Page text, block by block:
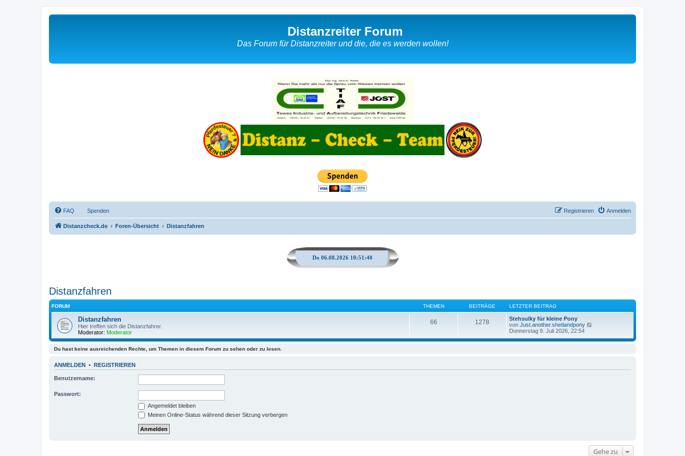
Distanzreiter Forum
Das Forum für Distanzreiter und die, die es werden wollen!
FAQ Spenden Anmelden
Registrieren
Distanzcheck.de Foren-Übersicht Distanzfahren
Do 06.08.2026 10:51:40
Distanzfahren
FORUM THEMEN BEITRÄGE LETZTER BEITRAG
Distanzfahren
Hier treffen sich die Distanzfahrer.
Moderator: Moderator
66 1278
Stehsulky für kleine Pony
von Just.another.shetlandpony
e
Donnerstag 9. Juli 2026, 22:54
Du hast keine ausreichenden Rechte, um Themen in diesem Forum zu sehen oder zu lesen.
ANMELDEN • REGISTRIEREN
Benutzername:
Passwort:
Angemeldet bleiben
Meinen Online-Status während dieser Sitzung verbergen
Gehe zu